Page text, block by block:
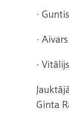
·
·
·
Ginta